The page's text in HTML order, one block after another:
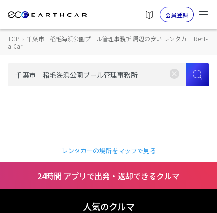
会員登録
TOP › 千葉市 稲毛海浜公園プール管理事務所 周辺の安い レンタカー Rent-
a-Car
レンタカーの場所をマップで見る
24時間 アプリで出発・返却できるクルマ
人気のクルマ